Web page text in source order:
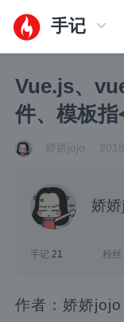
手记
Vue.js、
件、模板指
娇娇jojo
娇
手记21 粉丝
作者：娇娇jojo